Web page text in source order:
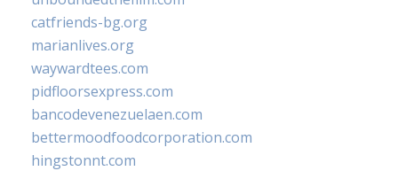
catfriends-bg.org
marianlives.org
waywardtees.com
pidfloorsexpress.com
bancodevenezuelaen.com
bettermoodfoodcorporation.com
hingstonnt.com